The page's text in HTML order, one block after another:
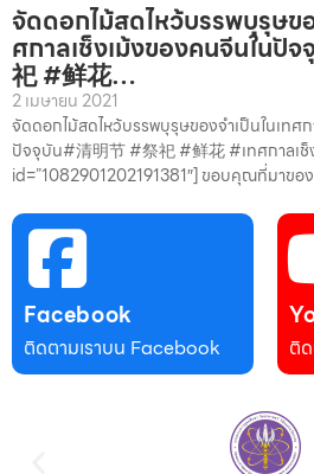
จัดดอกไม้สดไหว้บรรพบุรุษขอ
ศกาลเช็งเม้งของคนจีนในปั
祀 #鲜花…
2 เมษายน 2021
จัดดอกไม้สดไหว้บรรพบุรุษของจำเป็นในเทศ
ปัจจุบัน#清明节 #祭祀 #鲜花 #เทศกาลเ
id=”1082901202191381″] ขอบคุณที่มาข
Facebook
ติดตามเราบน Facebook ติ